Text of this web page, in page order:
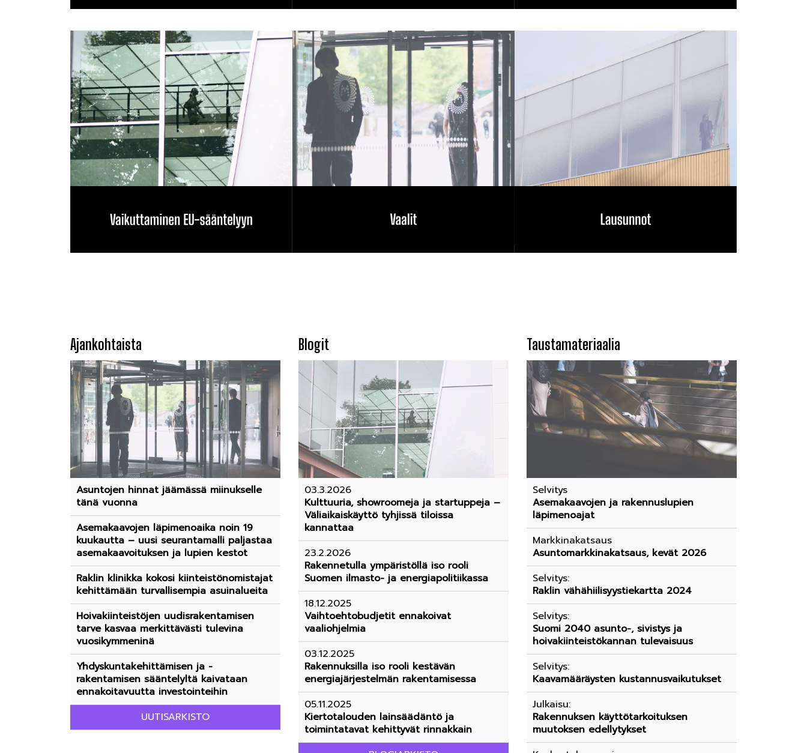
Ajankohtaista
Asuntojen hinnat jäämässä miinukselle
tänä vuonna
Asemakaavojen läpimenoaika noin 19
kuukautta – uusi seurantamalli paljastaa
asemakaavoituksen ja lupien kestot
Raklin klinikka kokosi kiinteistönomistajat
kehittämään turvallisempia asuinalueita
Hoivakiinteistöjen uudisrakentamisen
tarve kasvaa merkittävästi tulevina
vuosikymmeninä
Yhdyskuntakehittämisen ja -
rakentamisen sääntelyltä kaivataan
ennakoitavuutta investointeihin
UUTISARKISTO
Blogit
03.3.2026
Kulttuuria, showroomeja ja startuppeja –
Väliaikaiskäyttö tyhjissä tiloissa
kannattaa
23.2.2026
Rakennetulla ympäristöllä iso rooli
Suomen ilmasto- ja energiapolitiikassa
18.12.2025
Vaihtoehtobudjetit ennakoivat
vaaliohjelmia
03.12.2025
Rakennuksilla iso rooli kestävän
energiajärjestelmän rakentamisessa
05.11.2025
Kiertotalouden lainsäädäntö ja
toimintatavat kehittyvät rinnakkain
Taustamateriaalia
Selvitys
Asemakaavojen ja rakennuslupien
läpimenoajat
Markkinakatsaus
Asuntomarkkinakatsaus, kevät 2026
Selvitys:
Raklin vähähiilisyystiekartta 2024
Selvitys:
Suomi 2040 asunto-, sivistys ja
hoivakiinteistökannan tulevaisuus
Selvitys:
Kaavamääräysten kustannusvaikutukset
Julkaisu:
Rakennuksen käyttötarkoituksen
muutoksen edellytykset